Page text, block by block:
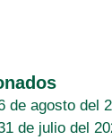
de agosto del
de julio del